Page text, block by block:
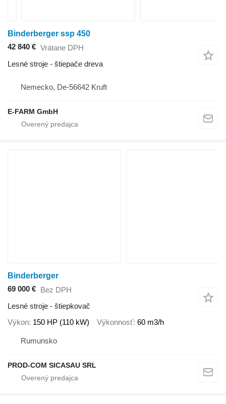
Binderberger ssp 450
42 840 € Vrátane DPH
Lesné stroje - štiepače dreva
Nemecko, De-56642 Kruft
E-FARM GmbH
Binderberger
69 000 € Bez DPH
Lesné stroje - štiepkovač
Výkon 150 HP (110 kW) Výkonnosť 60 m3/h
Rumunsko
PROD-COM SICASAU SRL